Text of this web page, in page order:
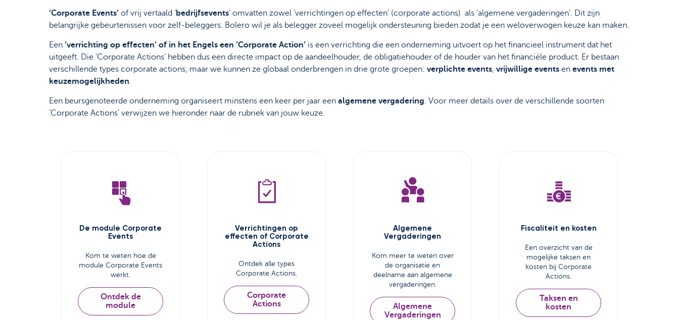
‘Corporate Events’ of vrij vertaald ‘bedrijfsevents’ omvatten zowel ‘verrichtingen op effecten’ (corporate actions) als ‘algemene vergaderingen’. Dit zijn
belangrijke gebeurtenissen voor zelf-beleggers. Bolero wil je als belegger zoveel mogelijk ondersteuning bieden zodat je een weloverwogen keuze kan maken.
Een ‘verrichting op effecten’ of in het Engels een ‘Corporate Action’ is een verrichting die een onderneming uitvoert op het financieel instrument dat het
uitgeeft. Die 'Corporate Actions' hebben dus een directe impact op de aandeelhouder, de obligatiehouder of de houder van het financiële product. Er bestaan
verschillende types corporate actions, maar we kunnen ze globaal onderbrengen in drie grote groepen: verplichte events, vrijwillige events en events met
keuzemogelijkheden.
Een beursgenoteerde onderneming organiseert minstens een keer per jaar een algemene vergadering. Voor meer details over de verschillende soorten
‘Corporate Actions’ verwijzen we hieronder naar de rubriek van jouw keuze.
De module Corporate
Events
Kom te weten hoe de
module Corporate Events
werkt.
Ontdek de
module
Verrichtingen op
effecten of Corporate
Actions
Ontdek alle types
Corporate Actions.
Corporate
Actions
Algemene
Vergaderingen
Kom meer te weten over
de organisatie en
deelname aan algemene
vergaderingen.
Algemene
Vergaderingen
Fiscaliteit en kosten
Een overzicht van de
mogelijke taksen en
kosten bij Corporate
Actions.
Taksen en
kosten